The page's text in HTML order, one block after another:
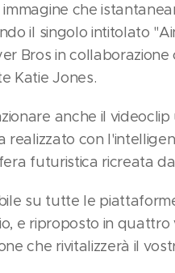
immagine che
il singolo intitolato
Bros in
Katie Jones.
anche il
realizzato con
futuristica ricreata
su tutte le
e riproposto in
che rivitalizzerà il